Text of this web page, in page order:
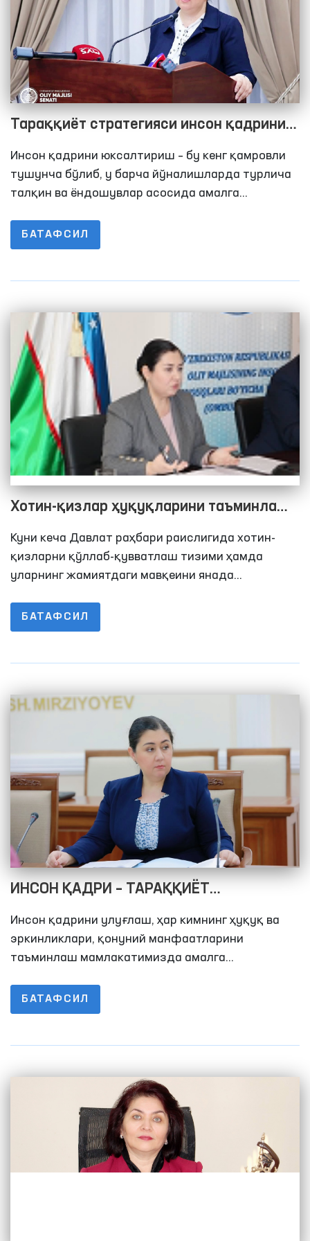
Тараққиёт стратегияси инсон қадрини
юксалтиришга қаратилган муҳим
ташаббусларни қамраб олган
Инсон қадрини юксалтириш – бу кенг қамровли
тушунча бўлиб, у барча йўналишларда турлича
талқин ва ёндошувлар асосида амалга
вазифа энг аввало, қуйи бўғин ҳисобланган
маҳаллалардан бошлаб, жамоатчилик, давлат
БАТАФСИЛ
Хотин-қизлар ҳуқуқларини таъминлаш
давлат сиёсатининг устувор
йўналишидир
Куни кеча Давлат раҳбари раислигида хотин-
қизларни қўллаб-қувватлаш тизими ҳамда
уларнинг жамиятдаги мавқеини янада
видеоселектор йиғилишида бугунги куннинг
долзарб вазифалари муҳокама этилди.
БАТАФСИЛ
ИНСОН ҚАДРИ – ТАРАҚҚИЁТ
СТРАТЕГИЯСИНИНГ АСОСИ
Инсон қадрини улуғлаш, ҳар кимнинг ҳуқуқ ва
эркинликлари, қонуний манфаатларини
таъминлаш мамлакатимизда амалга
йўналишига айланди.
БАТАФСИЛ